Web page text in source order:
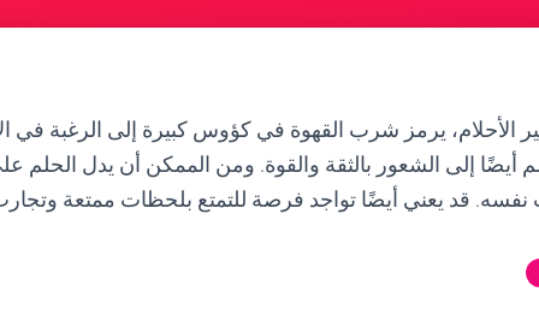
يرمز شرب القهوة في كؤوس كبيرة إلى الرغبة في
أيضًا إلى الشعور بالثقة والقوة. ومن الممكن أن يدل الحلم
قد يعني أيضًا تواجد فرصة للتمتع بلحظات ممتعة وتجارب